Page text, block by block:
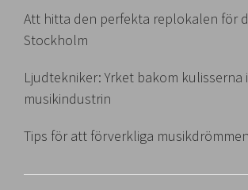
Att hitta den perfekta replokalen för
Stockholm
Ljudtekniker: Yrket bakom kulisserna i
musikindustrin
Tips för att förverkliga musikdrömmen